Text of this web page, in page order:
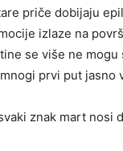
priče dobijaju
izlaze na
se više ne mogu
prvi put jasno
znak mart nosi